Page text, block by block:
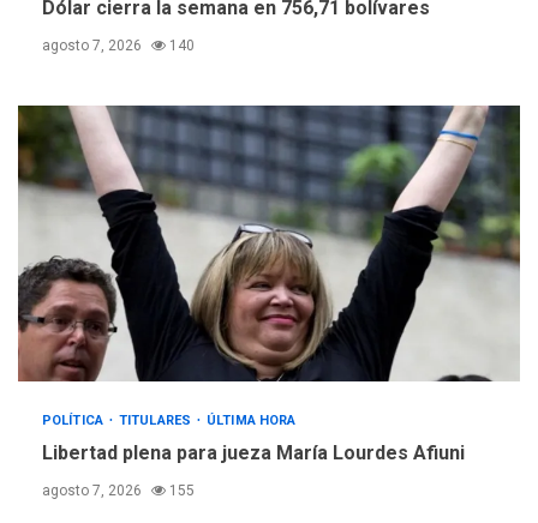
Dólar cierra la semana en 756,71 bolívares
agosto 7, 2026 140
POLÍTICA TITULARES ÚLTIMA HORA
Libertad plena para jueza María Lourdes Afiuni
agosto 7, 2026 155